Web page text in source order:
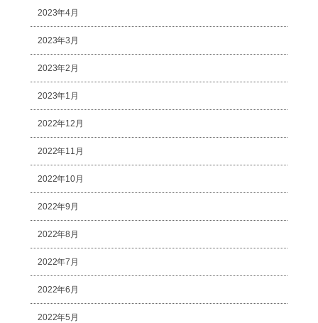
2023年4月
2023年3月
2023年2月
2023年1月
2022年12月
2022年11月
2022年10月
2022年9月
2022年8月
2022年7月
2022年6月
2022年5月